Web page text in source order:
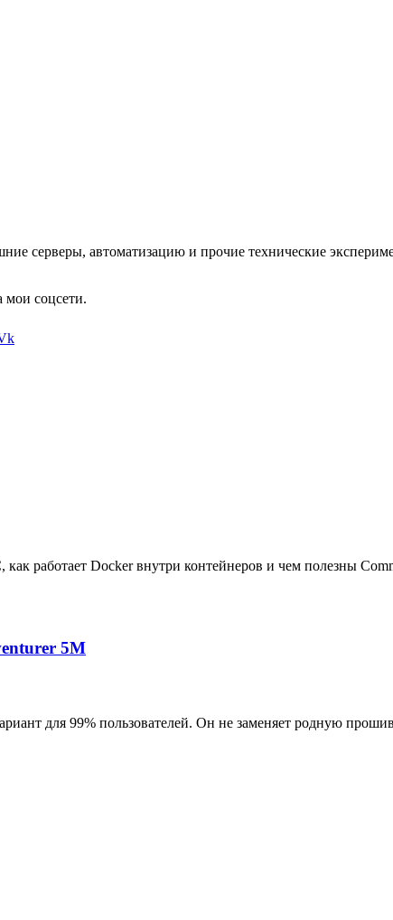
серверы, автоматизацию и прочие технические
мои соцсети.
работает Docker внутри контейнеров и чем полезны
5M
для 99% пользователей. Он не заменяет родную